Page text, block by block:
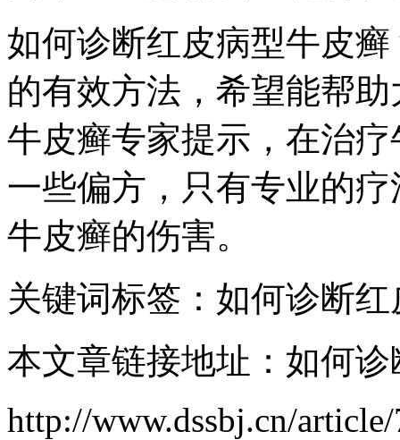
如何诊断红皮病型牛皮
的有效方法，希望能帮
牛皮癣专家提示，在治
一些偏方，只有专业的
牛皮癣的伤害。
关键词标签：如何诊断
本文章链接地址：如何
http://www.dssbj.cn/